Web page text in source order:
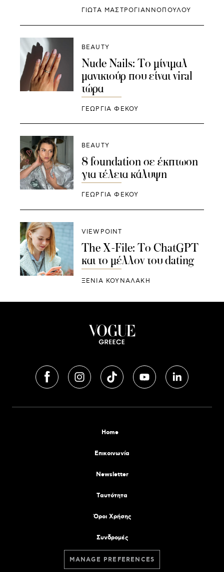
ΓΙΩΤΑ ΜΑΣΤΡΟΓΙΑΝΝΟΠΟΥΛΟΥ
BEAUTY
Nude Nails: Το μίνιμαλ
μανικιούρ που είναι viral
τώρα
ΓΕΩΡΓΙΑ ΦΕΚΟΥ
BEAUTY
8 foundation σε έκπτωση
για τέλεια κάλυψη
ΓΕΩΡΓΙΑ ΦΕΚΟΥ
VIEWPOINT
The X-File: To ChatGPT
και το μέλλον του dating
ΞΕΝΙΑ ΚΟΥΝΑΛΑΚΗ
Home
Επικοινωνία
Newsletter
Tαυτότητα
Όροι Χρήσης
Συνδρομές
MANAGE PREFERENCES